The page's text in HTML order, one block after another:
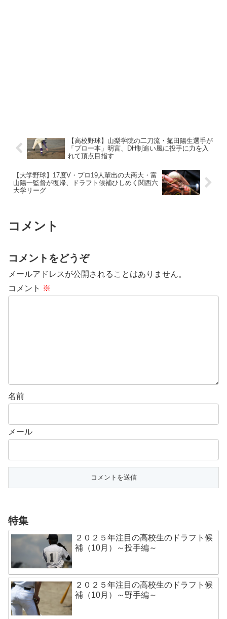
【高校野球】山梨学院の二刀流・菰田陽生選手が
「プロ一本」明言、DH制追い風に投手に力を入
れて頂点目指す
【大学野球】17度V・プロ19人輩出の大商大・富
山陽一監督が復帰、ドラフト候補ひしめく関西六
大学リーグ
コメント
コメントをどうぞ
メールアドレスが公開されることはありません。
コメント ※
名前
メール
特集
２０２５年注目の高校生のドラフト候
補（10月）～投手編～
２０２５年注目の高校生のドラフト候
補（10月）～野手編～